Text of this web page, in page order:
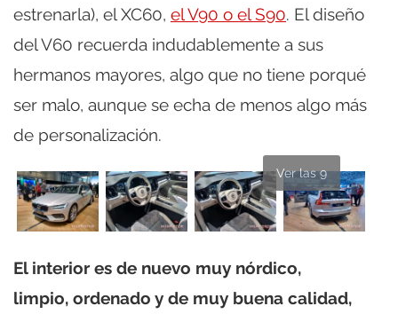
estrenarla), el XC60, el V90 o el S90. El diseño
del V60 recuerda indudablemente a sus
hermanos mayores, algo que no tiene porqué
ser malo, aunque se echa de menos algo más
de personalización.
Ver las 9
El interior es de nuevo muy nórdico,
limpio, ordenado y de muy buena calidad,